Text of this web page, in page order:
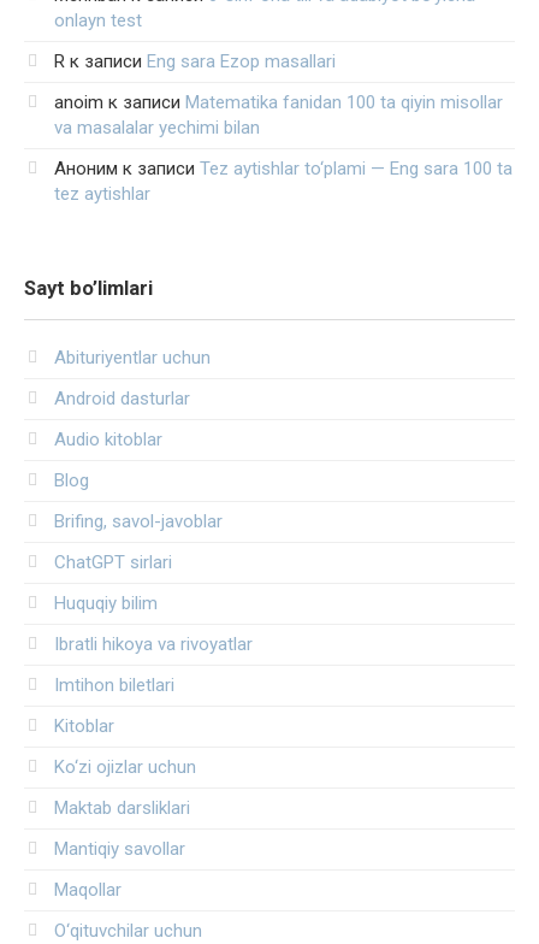
onlayn test
R к записи Eng sara Ezop masallari
anoim к записи Matematika fanidan 100 ta qiyin misollar
va masalalar yechimi bilan
Аноним к записи Tez aytishlar to‘plami — Eng sara 100 ta
tez aytishlar
Sayt bo’limlari
Abituriyentlar uchun
Android dasturlar
Audio kitoblar
Blog
Brifing, savol-javoblar
ChatGPT sirlari
Huquqiy bilim
Ibratli hikoya va rivoyatlar
Imtihon biletlari
Kitoblar
Ko‘zi ojizlar uchun
Maktab darsliklari
Mantiqiy savollar
Maqollar
O‘qituvchilar uchun